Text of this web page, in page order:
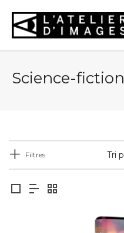
Science-fiction
Filtres